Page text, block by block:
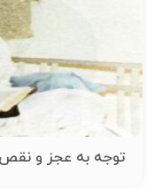
توجه به عجز و نقص